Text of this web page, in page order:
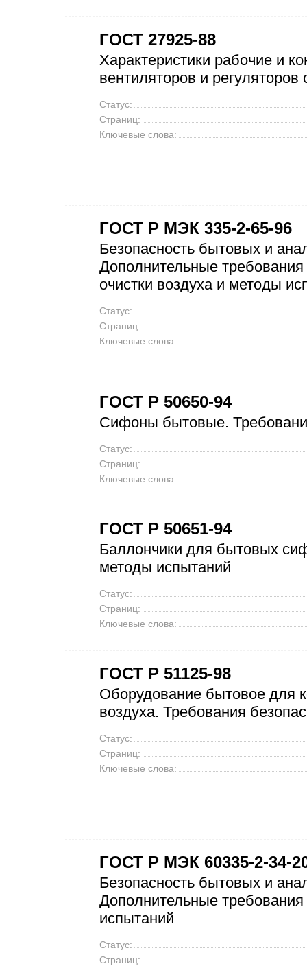
ГОСТ 27925-88
Характеристики рабочие и
вентиляторов и регуляторов
Статус:
Страниц:
Ключевые слова:
ГОСТ Р МЭК 335-2-65-96
Безопасность бытовых и
Дополнительные
очистки воздуха и методы
Статус:
Страниц:
Ключевые слова:
ГОСТ Р 50650-94
Сифоны бытовые.
Статус:
Страниц:
Ключевые слова:
ГОСТ Р 50651-94
Баллончики для бытовых
методы испытаний
Статус:
Страниц:
Ключевые слова:
ГОСТ Р 51125-98
Оборудование бытовое для
воздуха. Требования
Статус:
Страниц:
Ключевые слова:
ГОСТ Р МЭК 60335-2-34-
Безопасность бытовых и
Дополнительные
испытаний
Статус:
Страниц: